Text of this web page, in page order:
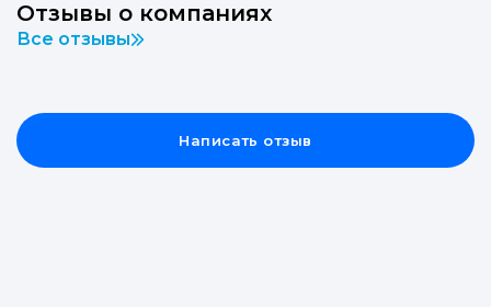
Отзывы о компаниях
Все отзывы
Написать отзыв